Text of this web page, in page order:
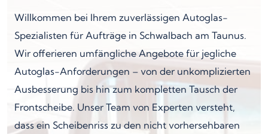
Willkommen bei Ihrem zuverlässigen Autoglas-
Spezialisten für Aufträge in Schwalbach am Taunus.
Wir offerieren umfängliche Angebote für jegliche
Autoglas-Anforderungen – von der unkomplizierten
Ausbesserung bis hin zum kompletten Tausch der
Frontscheibe. Unser Team von Experten versteht,
dass ein Scheibenriss zu den nicht vorhersehbaren